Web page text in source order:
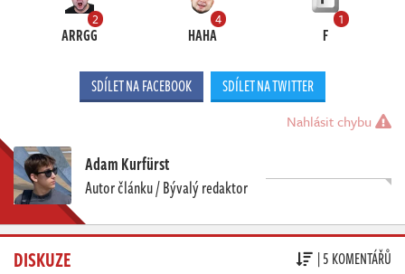
2
ARRGG
4
HAHA
1
F
SDÍLET NA FACEBOOK SDÍLET NA TWITTER
Nahlásit chybu
Adam Kurfürst
Autor článku / Bývalý redaktor
DISKUZE | 5 KOMENTÁŘŮ